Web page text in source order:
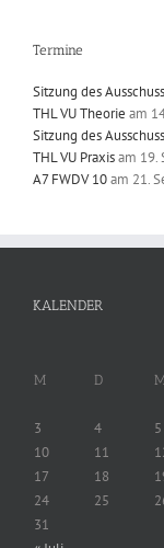
Termine
Sitzung des
THL VU Theorie am
Sitzung des
THL VU Praxisam 19.
A7 FWDV 10am 21.
KALENDER
M D
3
4 5
10
11
17
18
24
25
31